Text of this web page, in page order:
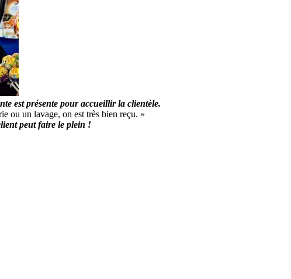
est présente pour accueillir la clientèle.
ou un lavage, on est très bien reçu. »
peut faire le plein !